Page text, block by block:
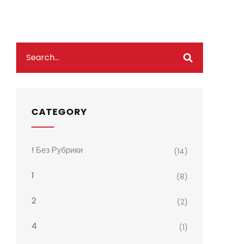
CATEGORY
! Без Рубрики (14)
1 (8)
2 (2)
4 (1)